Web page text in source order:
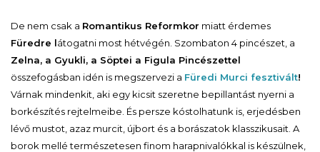
De nem csak a Romantikus Reformkor miatt érdemes
Füredre látogatni most hétvégén. Szombaton 4 pincészet, a
Zelna, a Gyukli, a Söptei a Figula Pincészettel
összefogásban idén is megszervezi a Füredi Murci fesztivált!
Várnak mindenkit, aki egy kicsit szeretne bepillantást nyerni a
borkészítés rejtelmeibe. És persze kóstolhatunk is, erjedésben
lévő mustot, azaz murcit, újbort és a borászatok klasszikusait. A
borok mellé természetesen finom harapnivalókkal is készülnek,